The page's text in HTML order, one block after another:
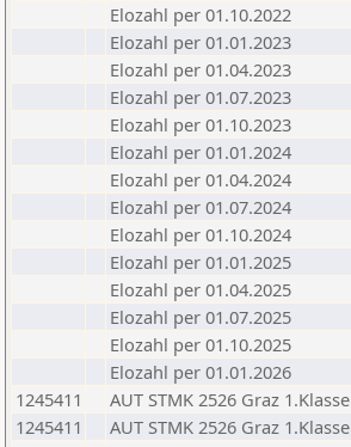
Elozahl per 01.10.2022
Elozahl per 01.01.2023
Elozahl per 01.04.2023
Elozahl per 01.07.2023
Elozahl per 01.10.2023
Elozahl per 01.01.2024
Elozahl per 01.04.2024
Elozahl per 01.07.2024
Elozahl per 01.10.2024
Elozahl per 01.01.2025
Elozahl per 01.04.2025
Elozahl per 01.07.2025
Elozahl per 01.10.2025
Elozahl per 01.01.2026
1245411
AUT STMK 2526 Graz 1.Klasse
1245411
AUT STMK 2526 Graz 1.Klasse